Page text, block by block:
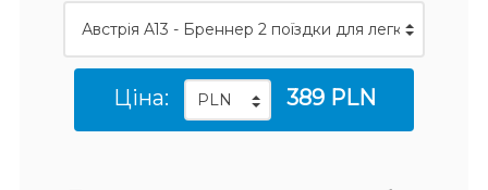
Ціна: 389 PLN